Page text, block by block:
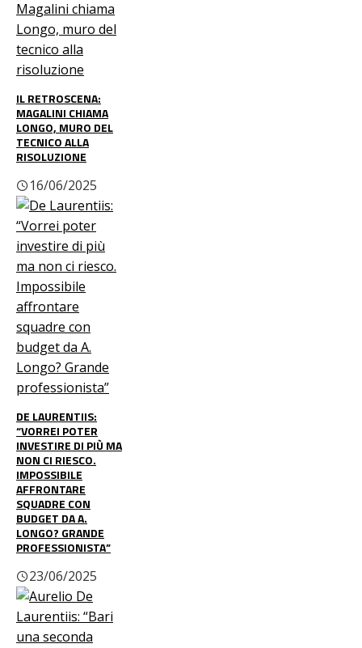
IL RETROSCENA:
MAGALINI CHIAMA
LONGO, MURO DEL
TECNICO ALLA
RISOLUZIONE
16/06/2025
DE LAURENTIIS:
“VORREI POTER
INVESTIRE DI PIÙ MA
NON CI RIESCO.
IMPOSSIBILE
AFFRONTARE
SQUADRE CON
BUDGET DA A.
LONGO? GRANDE
PROFESSIONISTA”
23/06/2025